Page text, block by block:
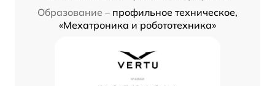
Образование – профильное техническое,
«Мехатроника и робототехника»